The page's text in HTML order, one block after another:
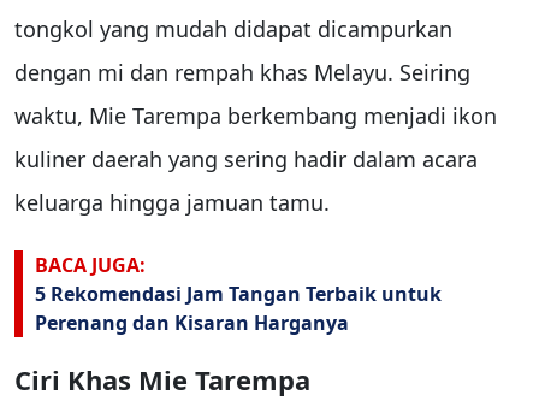
tongkol yang mudah didapat dicampurkan
dengan mi dan rempah khas Melayu. Seiring
waktu, Mie Tarempa berkembang menjadi ikon
kuliner daerah yang sering hadir dalam acara
keluarga hingga jamuan tamu.
BACA JUGA:
5 Rekomendasi Jam Tangan Terbaik untuk
Perenang dan Kisaran Harganya
Ciri Khas Mie Tarempa